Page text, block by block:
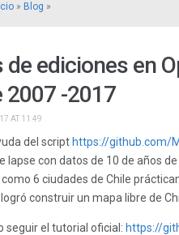
» Blog »
de ediciones en
2007 -2017
AT 11:49
del script https://github.com/
lapse con datos de 10 de años
6 ciudades de Chile
construir un mapa libre de
seguir el tutorial oficial: https://